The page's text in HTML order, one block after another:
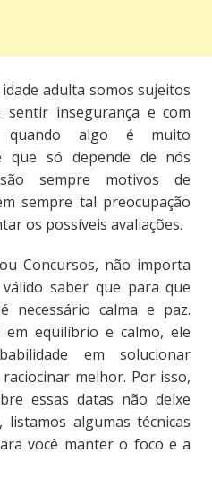
adulta somos sujeitos
insegurança e com
quando algo é muito
que só depende de nós
sempre motivos de
sempre tal preocupação
os possíveis avaliações.
ou Concursos, não importa
saber que para que
necessário calma e paz.
equilíbrio e calmo, ele
em solucionar
melhor. Por isso,
essas datas não deixe
algumas técnicas
você manter o foco e a